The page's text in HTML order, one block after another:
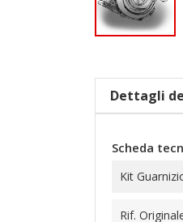
Dettagli
Scheda
Kit
Rif.